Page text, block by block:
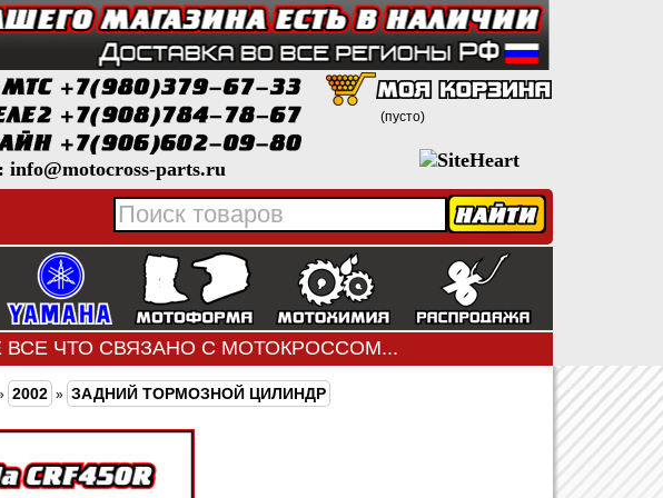
(пусто)
info@motocross-parts.ru
ВСЕ ЧТО СВЯЗАНО С МОТОКРОССОМ...
2002 » ЗАДНИЙ ТОРМОЗНОЙ ЦИЛИНДР